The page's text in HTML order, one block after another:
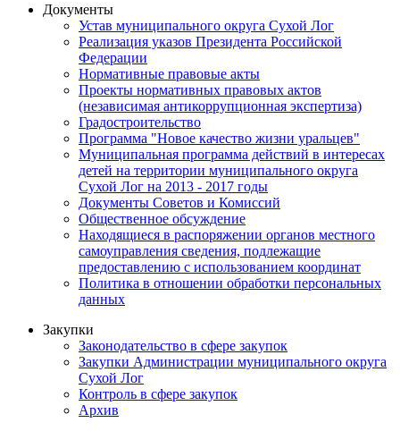
Документы
Устав муниципального округа Сухой Лог
Реализация указов Президента Российской
Федерации
Нормативные правовые акты
Проекты нормативных правовых актов
(независимая антикоррупционная экспертиза)
Градостроительство
Программа "Новое качество жизни уральцев"
Муниципальная программа действий в интересах
детей на территории муниципального округа
Сухой Лог на 2013 - 2017 годы
Документы Советов и Комиссий
Общественное обсуждение
Находящиеся в распоряжении органов местного
самоуправления сведения, подлежащие
предоставлению с использованием координат
Политика в отношении обработки персональных
данных
Закупки
Законодательство в сфере закупок
Закупки Администрации муниципального округа
Сухой Лог
Контроль в сфере закупок
Архив